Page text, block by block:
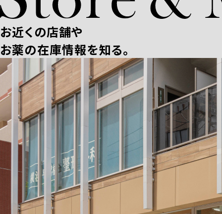
お近くの店舗や
お薬の在庫情報を知る。